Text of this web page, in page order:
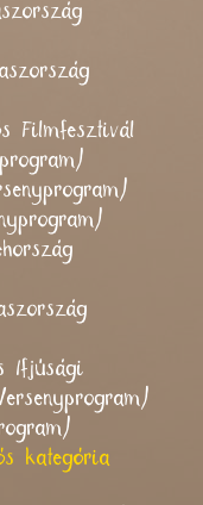
Filmfesztivál
Ifjúsági
kategória